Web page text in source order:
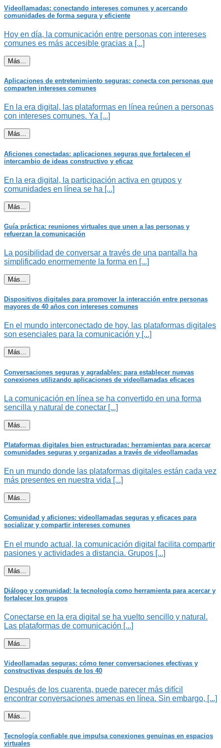
Videollamadas: conectando intereses comunes y acercando
comunidades de forma segura y eficiente
Hoy en día, la comunicación entre personas con intereses
comunes es más accesible gracias a [...]
Más...
Aplicaciones de entretenimiento seguras: conecta con personas que
comparten intereses comunes
En la era digital, las plataformas en línea reúnen a personas
con intereses comunes. Ya [...]
Más...
Aficiones conectadas: aplicaciones seguras que fortalecen el
intercambio de ideas constructivo y eficaz
En la era digital, la participación activa en grupos y
comunidades en línea se ha [...]
Más...
Guía práctica: reuniones virtuales que unen a las personas y
refuerzan la comunicación
La posibilidad de conversar a través de una pantalla ha
simplificado enormemente la forma en [...]
Más...
Dispositivos digitales para promover la interacción entre personas
mayores de 40 años con intereses comunes
En el mundo interconectado de hoy, las plataformas digitales
son esenciales para la comunicación y [...]
Más...
Conversaciones seguras y agradables: para establecer nuevas
conexiones utilizando aplicaciones de videollamadas eficaces
La comunicación en línea se ha convertido en una forma
sencilla y natural de conectar [...]
Más...
Plataformas digitales bien estructuradas: herramientas para acercar
comunidades seguras y organizadas a través de videollamadas
En un mundo donde las plataformas digitales están cada vez
más presentes en nuestra vida [...]
Más...
Comunidad y aficiones: videollamadas seguras y eficaces para
socializar y compartir intereses comunes
En el mundo actual, la comunicación digital facilita compartir
pasiones y actividades a distancia. Grupos [...]
Más...
Diálogo y comunidad: la tecnología como herramienta para acercar y
fortalecer los grupos
Conectarse en la era digital se ha vuelto sencillo y natural.
Las plataformas de comunicación [...]
Más...
Videollamadas seguras: cómo tener conversaciones efectivas y
constructivas después de los 40
Después de los cuarenta, puede parecer más difícil
encontrar conversaciones amenas en línea. Sin embargo, [...]
Más...
Tecnología confiable que impulsa conexiones genuinas en espacios
virtuales